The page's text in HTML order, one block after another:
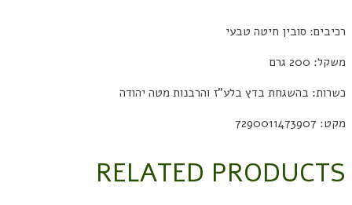
רכיבים: סובין חיטה טבעי
משקל: 200 גרם
כשרות: בהשגחת בדץ בלע"ז והרבנות מטה יהודה
מקט: 7290011473907
RELATED PRODUCTS